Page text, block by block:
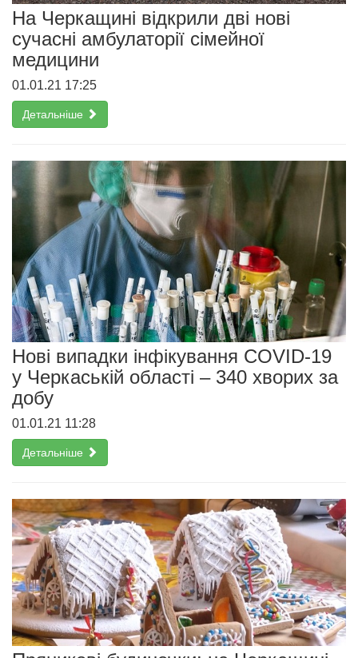
На Черкащині відкрили дві нові
сучасні амбулаторії сімейної
медицини
01.01.21 17:25
Детальніше
Нові випадки інфікування COVID-19
у Черкаській області – 340 хворих за
добу
01.01.21 11:28
Детальніше